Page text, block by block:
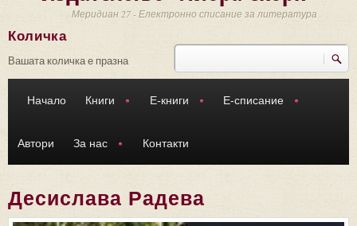
Меридиан 27 - Електронно списание за литература
Търси
Количка
Вашата количка е празна
Начало Книги Е-книги Е-списание
Автори За нас Контакти
Десислава Радева